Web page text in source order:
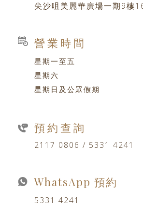
尖沙咀美麗華廣場一期9樓
營業時間
星期一至五
星期六
星期日及公眾假期
預約查詢
2117 0806 / 5331 4241
WhatsApp 預約
5331 4241